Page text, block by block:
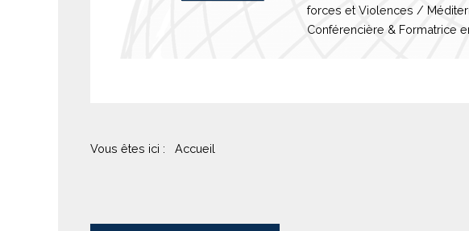
forces et Violences /
Conférencière & Formatrice
Vous êtes ici : Accueil